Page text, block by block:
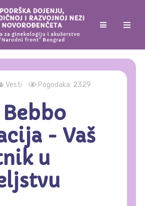
Vesti Pogodaka: 2329
- Vaš
u